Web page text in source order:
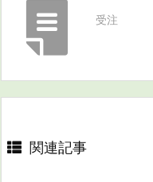
受注
関連記事